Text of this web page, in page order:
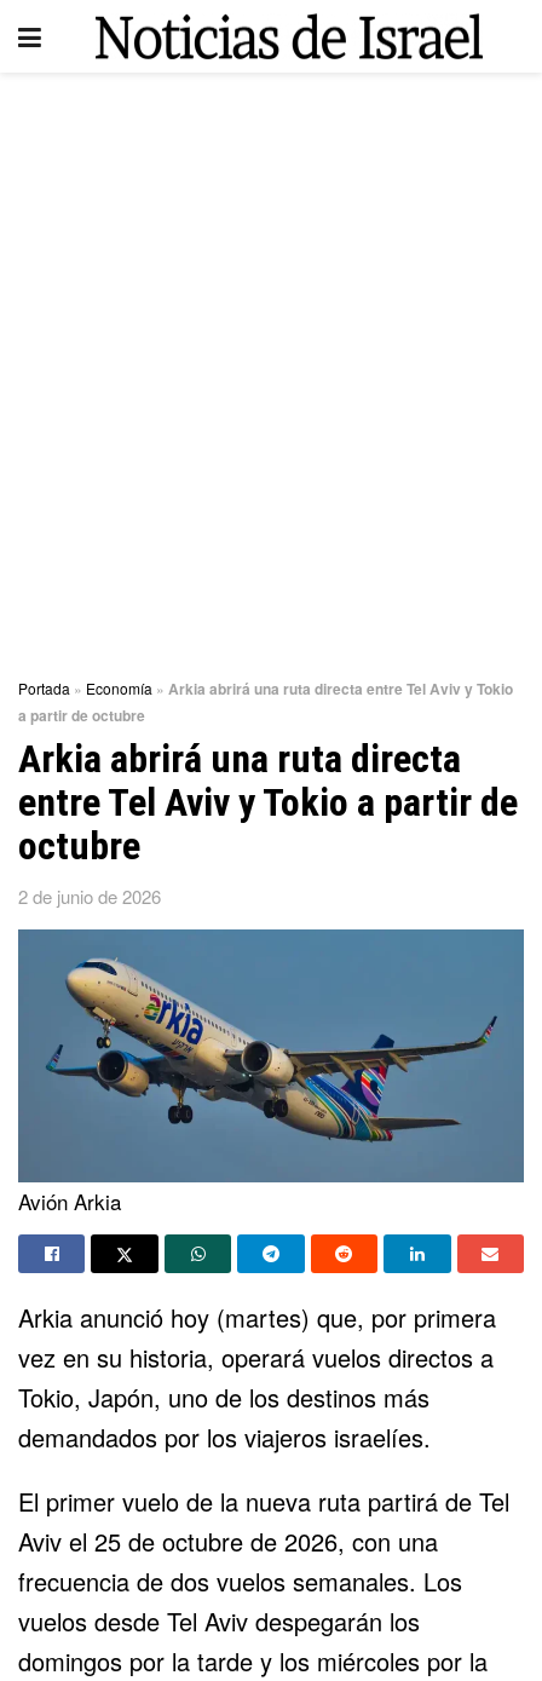
Portada » Economía » Arkia abrirá una ruta directa entre Tel Aviv y Tokio
a partir de octubre
Arkia abrirá una ruta directa
entre Tel Aviv y Tokio a partir de
octubre
2 de junio de 2026
Avión Arkia
Arkia anunció hoy (martes) que, por primera
vez en su historia, operará vuelos directos a
Tokio, Japón, uno de los destinos más
demandados por los viajeros israelíes.
El primer vuelo de la nueva ruta partirá de Tel
Aviv el 25 de octubre de 2026, con una
frecuencia de dos vuelos semanales. Los
vuelos desde Tel Aviv despegarán los
domingos por la tarde y los miércoles por la